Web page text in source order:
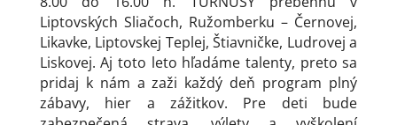
Liptovských Sliačoch, Ružomberku – Černovej,
Likavke, Liptovskej Teplej, Štiavničke, Ludrovej a
Liskovej. Aj toto leto hľadáme talenty, preto sa
pridaj k nám a zaži každý deň program plný
zábavy, hier a zážitkov. Pre deti bude